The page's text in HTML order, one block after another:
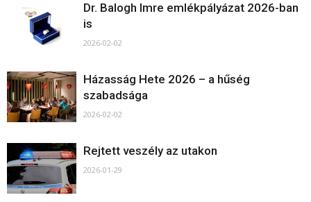
Dr. Balogh Imre emlékpályázat 2026-ban
is
2026-02-02
Házasság Hete 2026 – a hűség
szabadsága
2026-02-02
Rejtett veszély az utakon
2026-01-29